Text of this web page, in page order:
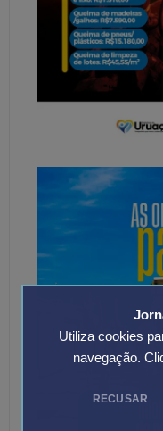
Utiliza cookies
navegação.
RECUSAR